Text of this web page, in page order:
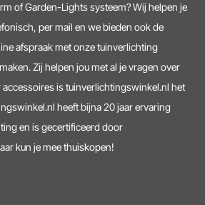
of Garden-Lights systeem? Wij helpen je
per mail en we bieden ook de
afspraak met onze tuinverlichting
Zij helpen jou met al je vragen over
is tuinverlichtingswinkel.nl het
heeft bijna 20 jaar ervaring
en is gecertificeerd door
kun je mee thuiskopen!